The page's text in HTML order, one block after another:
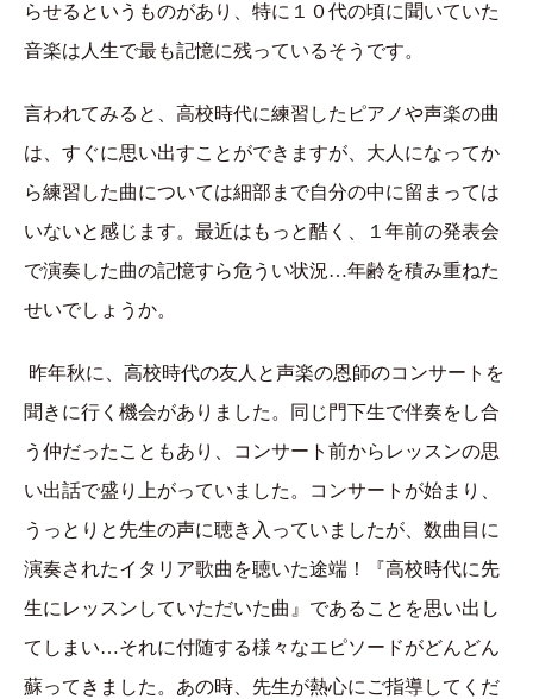
らせるというものがあり、特に１０代の頃に聞いていた
音楽は人生で最も記憶に残っているそうです。
言われてみると、高校時代に練習したピアノや声楽の曲
は、すぐに思い出すことができますが、大人になってか
ら練習した曲については細部まで自分の中に留まっては
いないと感じます。最近はもっと酷く、１年前の発表会
で演奏した曲の記憶すら危うい状況…年齢を積み重ねた
せいでしょうか。
昨年秋に、高校時代の友人と声楽の恩師のコンサートを
聞きに行く機会がありました。同じ門下生で伴奏をし合
う仲だったこともあり、コンサート前からレッスンの思
い出話で盛り上がっていました。コンサートが始まり、
うっとりと先生の声に聴き入っていましたが、数曲目に
演奏されたイタリア歌曲を聴いた途端！『高校時代に先
生にレッスンしていただいた曲』であることを思い出し
てしまい…それに付随する様々なエピソードがどんどん
蘇ってきました。あの時、先生が熱心にご指導してくだ